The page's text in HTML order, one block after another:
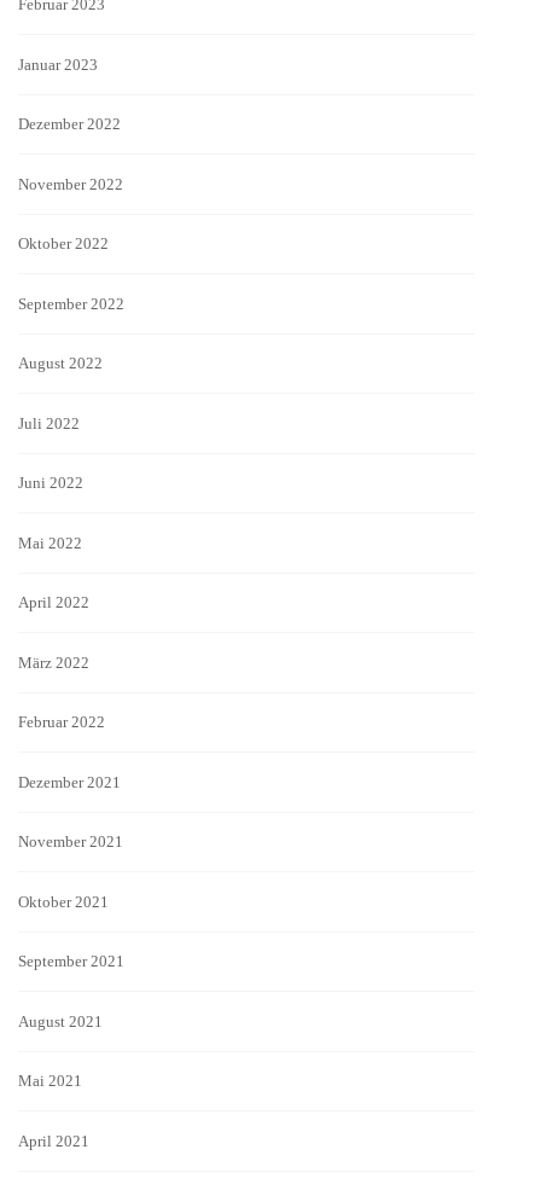
Februar 2023
Januar 2023
Dezember 2022
November 2022
Oktober 2022
September 2022
August 2022
Juli 2022
Juni 2022
Mai 2022
April 2022
März 2022
Februar 2022
Dezember 2021
November 2021
Oktober 2021
September 2021
August 2021
Mai 2021
April 2021